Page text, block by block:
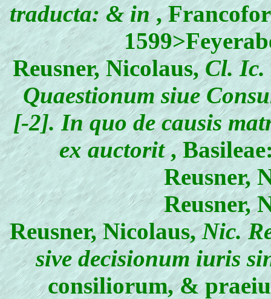
traducta: & in,
Reusner, Nicolaus,Cl. Ic.
Quaestionum siue
[-2]. In quo de causis
ex auctorit,
Reusner,
Reusner,
Reusner, Nicolaus,Nic.
sive decisionum iuris
consiliorum, &